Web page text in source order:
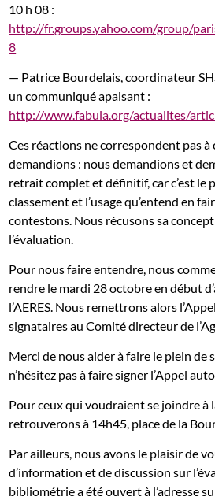
10 h 08 :
http://fr.groups.yahoo.com/group/
8
— Patrice Bourdelais, coordinateur
un communiqué apaisant :
http://www.fabula.org/actualites/
Ces réactions ne correspondent pas à
demandions : nous demandions et
retrait complet et définitif, car c’est le
classement et l’usage qu’entend en
contestons. Nous récusons sa
l’évaluation.
Pour nous faire entendre, nous
rendre le mardi 28 octobre en début
l’AERES. Nous remettrons alors
signataires au Comité directeur de
Merci de nous aider à faire le plein de
n’hésitez pas à faire signer l’Appel
Pour ceux qui voudraient se joindre à
retrouverons à 14h45, place de la
Par ailleurs, nous avons le plaisir de
d’information et de discussion sur
bibliométrie a été ouvert à l’adresse